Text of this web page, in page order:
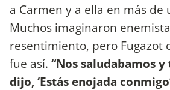
a Carmen y a ella en más de
Muchos imaginaron
resentimiento, pero Fugazot
fue así. “Nos saludabamos
dijo, ‘Estás enojada